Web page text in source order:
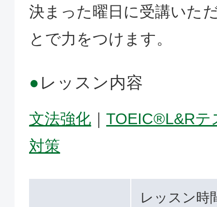
決まった曜日に受講いた
とで力をつけます。
● レッスン内容
文法強化 ｜TOEIC®L&Rテ
対策
レッスン時